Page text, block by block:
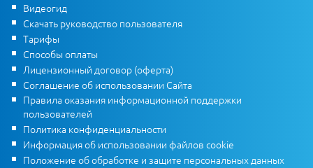
Видеогид
Скачать руководство пользователя
Тарифы
Способы оплаты
Лицензионный договор (оферта)
Соглашение об использовании Сайта
Правила оказания информационной поддержки
пользователей
Политика конфиденциальности
Информация об использовании файлов cookie
Положение об обработке и защите персональных данных